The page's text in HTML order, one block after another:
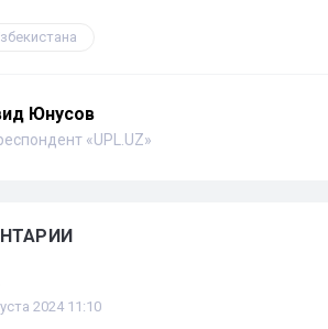
Юнусов
«UPL.UZ»
2024 11:10